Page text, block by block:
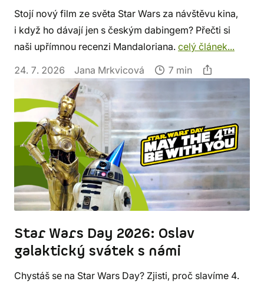
Stojí nový film ze světa Star Wars za návštěvu kina,
i když ho dávají jen s českým dabingem? Přečti si
naši upřímnou recenzi Mandaloriana. celý článek...
24. 7. 2026
Jana Mrkvicová 7 min
Star Wars Day 2026: Oslav
galaktický svátek s námi
Chystáš se na Star Wars Day? Zjisti, proč slavíme 4.